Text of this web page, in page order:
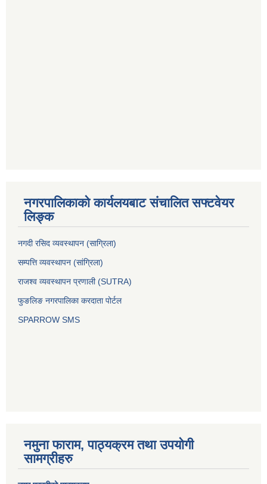
नगरपालिकाको कार्यलयबाट संचालित सफ्टवेयर
लिङ्क
नगदी रसिद व्यवस्थापन (साग्रिला)
सम्पत्ति व्यवस्थापन (सांग्रिला)
राजश्व व्यवस्थापन प्रणाली (SUTRA)
फुङलिङ नगरपालिका करदाता पोर्टल
SPARROW SMS
नमुना फाराम, पाठ्यक्रम तथा उपयोगी
सामग्रीहरु